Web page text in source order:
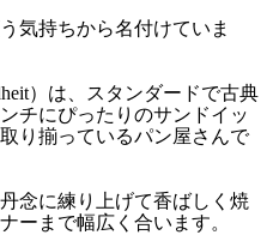
気持ちから名付けていま
）は、スタンダードで古典
チにぴったりのサンドイッ
り揃っているパン屋さんで
念に練り上げて香ばしく焼
ーまで幅広く合います。